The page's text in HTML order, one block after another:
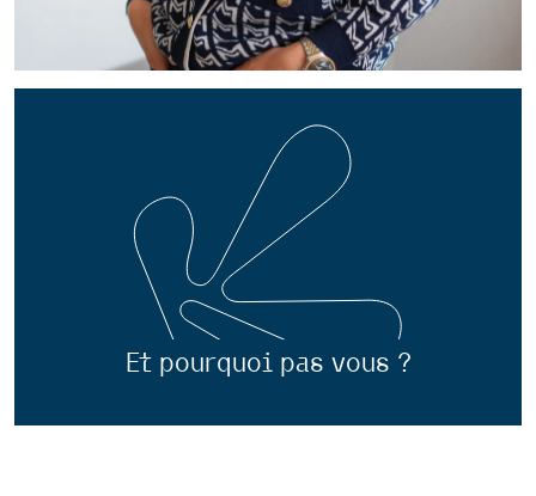
Et pourquoi pas vous ?